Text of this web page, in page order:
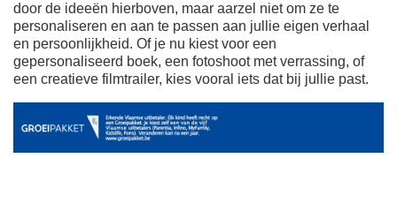
door de ideeën hierboven, maar aarzel niet om ze te
personaliseren en aan te passen aan jullie eigen verhaal
en persoonlijkheid. Of je nu kiest voor een
gepersonaliseerd boek, een fotoshoot met verrassing, of
een creatieve filmtrailer, kies vooral iets dat bij jullie past.